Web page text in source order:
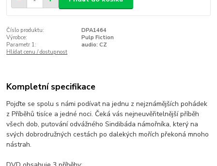
Číslo produktu:
DPA1464
Výrobce:
Pulp Fiction
Parametr 1:
audio: CZ
Hlídat cenu / dostupnost
Kompletní specifikace
Pojďte se spolu s námi podívat na jednu z nejznámějších pohádek
z Příběhů tisíce a jedné noci. Čeká vás nejneuvěřitelnější příběh
všech dob, putování odvážného Sindibáda námořníka, který na
svých dobrodružných cestách po dalekých mořích překoná mnoho
nástrah.